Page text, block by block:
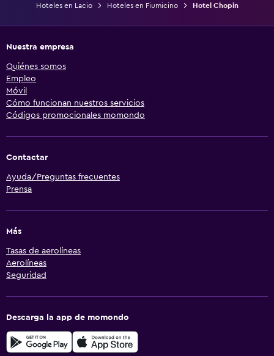
Hoteles en Lacio
Hoteles en Fiumicino Hotel Chopin
Nuestra empresa
Quiénes somos
Empleo
Móvil
Cómo funcionan nuestros servicios
Códigos promocionales momondo
Contactar
Ayuda/Preguntas frecuentes
Prensa
Más
Tasas de aerolíneas
Aerolíneas
Seguridad
Descarga la app de momondo